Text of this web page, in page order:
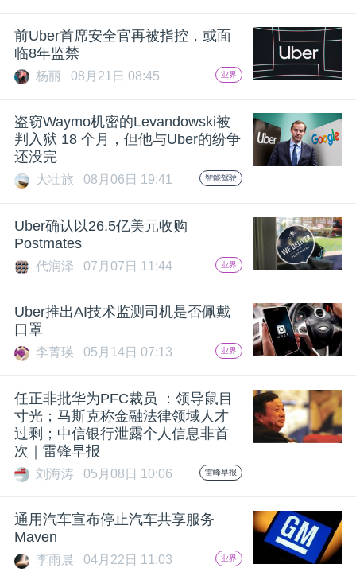
前Uber首席安全官再被指控，或面
临8年监禁
杨丽 08月21日 08:45 业界
盗窃Waymo机密的Levandowski被
判入狱 18 个月，但他与Uber的纷争
还没完
大壮旅 08月06日 19:41 智能驾驶
Uber确认以26.5亿美元收购
Postmates
代润泽 07月07日 11:44 业界
Uber推出AI技术监测司机是否佩戴
口罩
李菁瑛 05月14日 07:13 业界
任正非批华为PFC裁员 ：领导鼠目
寸光；马斯克称金融法律领域人才
过剩；中信银行泄露个人信息非首
次｜雷锋早报
刘海涛 05月08日 10:06 雷峰早报
通用汽车宣布停止汽车共享服务
Maven
李雨晨 04月22日 11:03 业界